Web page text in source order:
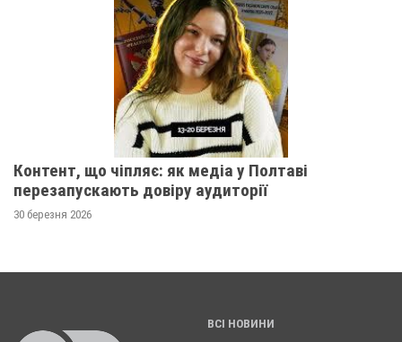
Контент, що чіпляє: як медіа у Полтаві
перезапускають довіру аудиторії
30 березня 2026
ВСІ НОВИНИ